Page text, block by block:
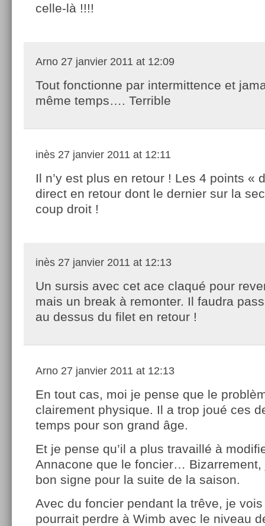
celle-là !!!!
Arno 27 janvier 2011 at 12:09
Tout fonctionne par intermittence et
même temps…. Terrible
inès 27 janvier 2011 at 12:11
Il n’y est plus en retour ! Les 4 points «
direct en retour dont le dernier sur la
coup droit !
inès 27 janvier 2011 at 12:13
Un sursis avec cet ace claqué pour
mais un break à remonter. Il faudra
au dessus du filet en retour !
Arno 27 janvier 2011 at 12:13
En tout cas, moi je pense que le
clairement physique. Il a trop joué ces
temps pour son grand âge.
Et je pense qu’il a plus travaillé à
Annacone que le foncier… Bizarrement,
bon signe pour la suite de la saison.
Avec du foncier pendant la trêve, je
pourrait perdre à Wimb avec le niveau